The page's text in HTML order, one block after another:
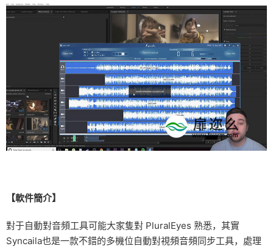
【軟件簡介】
對于自動對音頻工具可能大家隻對 PluralEyes 熟悉，其實
Syncaila也是一款不錯的多機位自動對視頻音頻同步工具，處理